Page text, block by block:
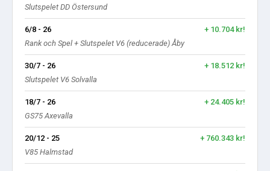
Slutspelet DD Östersund
6/8 - 26
+ 10.704 kr!
Rank och Spel + Slutspelet V6 (reducerade) Åby
30/7 - 26
+ 18.512 kr!
Slutspelet V6 Solvalla
18/7 - 26
+ 24.405 kr!
GS75 Axevalla
20/12 - 25
+ 760.343 kr!
V85 Halmstad